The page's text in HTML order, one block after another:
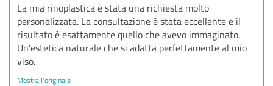
La mia rinoplastica è stata una richiesta molto
personalizzata. La consultazione è stata eccellente e il
risultato è esattamente quello che avevo immaginato.
Un'estetica naturale che si adatta perfettamente al mio
viso.
Mostra l'originale